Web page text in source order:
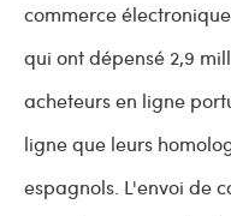
commerce
qui ont dépensé 2,9
acheteurs en ligne
ligne que leurs
espagnols. L'envoi de